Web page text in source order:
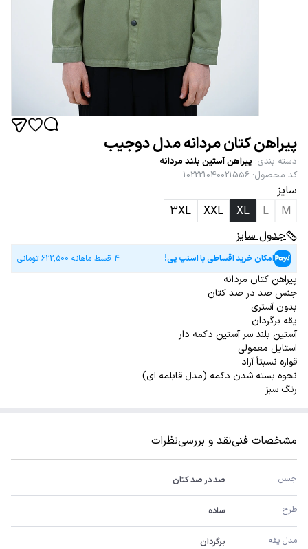
پیراهن کتان مردانه مدل دوجیب
دسته بندی: پیراهن آستین بلند مردانه
کد محصول:
102221040021556
سایز
M
L
XL
XXL
3XL
جدول سایز
امکان خرید اقساطی با اسنپ پی! 4 قسط ماهانه 622,500 تومانی
پیراهن کتان مردانه
جنس صد در صد کتان
بدون آستری
یقه برگردان
آستین بلند سر آستین دکمه دار
استایل معمولی
قواره نسبتاً آزاد
نحوه بسته شدن دکمه (مدل قابلمه ای)
رنگ سبز
مشخصات فنینقد و بررسینظرات
جنس صد در صد کتان
طرح ساده
مدل یقه برگردان